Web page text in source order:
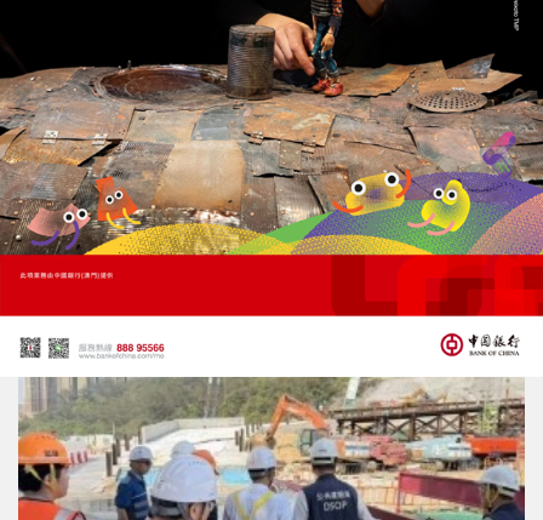
市政署完成架構重組
管委會主席周偉迎等宣誓就職
04/06/2026 24661